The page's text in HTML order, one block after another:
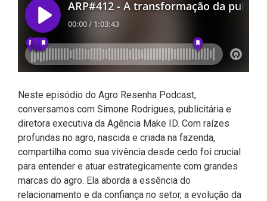
Neste episódio do Agro Resenha Podcast,
conversamos com Simone Rodrigues, publicitária e
diretora executiva da Agência Make ID. Com raízes
profundas no agro, nascida e criada na fazenda,
compartilha como sua vivência desde cedo foi crucial
para entender e atuar estrategicamente com grandes
marcas do agro. Ela aborda a essência do
relacionamento e da confiança no setor, a evolução da